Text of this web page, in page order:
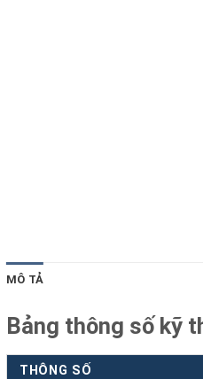
MÔ TẢ
Bảng thông số kỹ
THÔNG SỐ